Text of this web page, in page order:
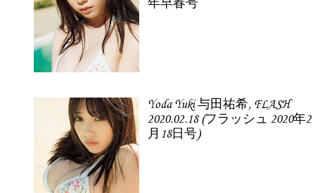
年早春号
Yoda Yuki 与田祐希, FLASH
2020.02.18 (フラッシュ 2020年2
月18日号)